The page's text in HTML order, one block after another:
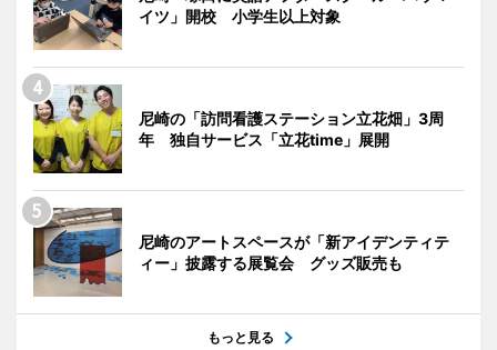
イツ」開校 小学生以上対象
尼崎の「訪問看護ステーション立花畑」3周
年 独自サービス「立花time」展開
尼崎のアートスペースが「新アイデンティテ
ィー」披露する展覧会 グッズ販売も
もっと見る